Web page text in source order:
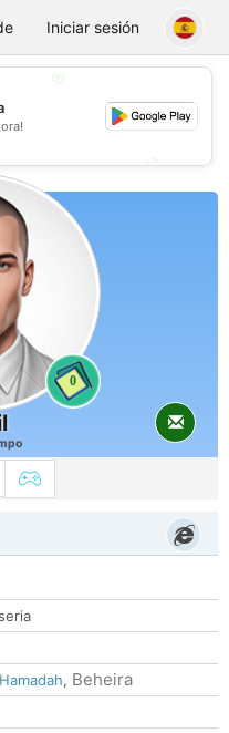
Iniciar sesión
0
, Beheira